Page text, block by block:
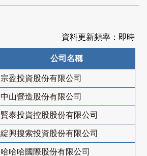
資料更新頻率：即時
公司名稱
宗盈投資股份有限公司
中山營造股份有限公司
賢泰投資控股股份有限公司
綻興搜索投資股份有限公司
哈哈哈國際股份有限公司